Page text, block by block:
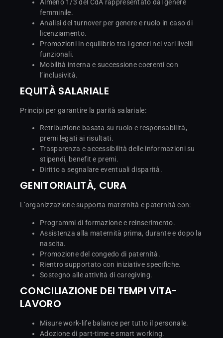
Almeno 1/3 del CdA rappresentato dal genere
femminile.
Analisi del turnover per genere e ruolo in caso di
licenziamento.
Promozioni in equilibrio tra i generi nei vari livelli
funzionali.
Mobilità interna e successione coerenti con
l’inclusività.
EQUITÀ SALARIALE
Principi per garantire la parità salariale:
Retribuzione basata su ruolo e responsabilità,
premi legati ai risultati.
Trasparenza e accessibilità delle informazioni su
stipendi, benefit e premi.
Diritto a segnalare eventuali disparità.
GENITORIALITÀ, CURA
L’organizzazione supporta maternità e paternità con:
Programmi di formazione e reinserimento.
Assistenza alla maternità prima, durante e dopo la
nascita.
Promozione del congedo di paternità.
Rientro supportato con iniziative specifiche.
Sostegno alle attività di caregiving.
CONCILIAZIONE DEI TEMPI VITA-
LAVORO
Misure work-life balance per tutto il personale.
Adozione di part-time e smart working.